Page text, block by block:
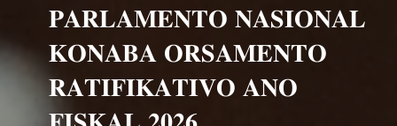
𝐏𝐀𝐑𝐋𝐀𝐌𝐄𝐍𝐓𝐎 𝐍𝐀𝐒𝐈𝐎𝐍𝐀𝐋
𝐊𝐎𝐍𝐀𝐁𝐀 𝐎𝐑𝐒𝐀𝐌𝐄𝐍𝐓𝐎
𝐑𝐀𝐓𝐈𝐅𝐈𝐊𝐀𝐓𝐈𝐕𝐎 𝐀𝐍𝐎